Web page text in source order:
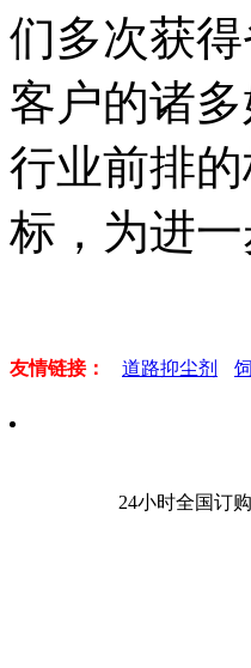
们多次获
客户的诸
行业前排
标，为进
友情链接： 道路抑尘剂
24小时全国订